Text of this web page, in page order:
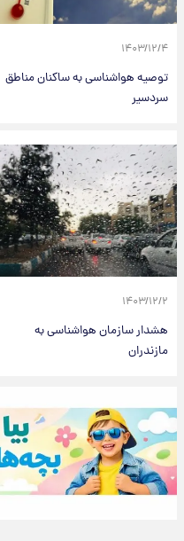
۱۴۰۳/۱۲/۴
توصیه هواشناسی به ساکنان مناطق
سردسیر
۱۴۰۳/۱۲/۲
هشدار سازمان هواشناسی به
مازندران